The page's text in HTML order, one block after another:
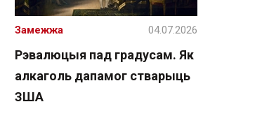
Рэвалюцыя пад градусам. Як
алкаголь дапамог стварыць
ЗША
Замежжа 04.07.2026